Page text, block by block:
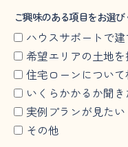
ご興味のある項目をお選
ハウスサポートで
希望エリアの土地
住宅ローンについ
いくらかかるか聞
実例プランが見たい
その他